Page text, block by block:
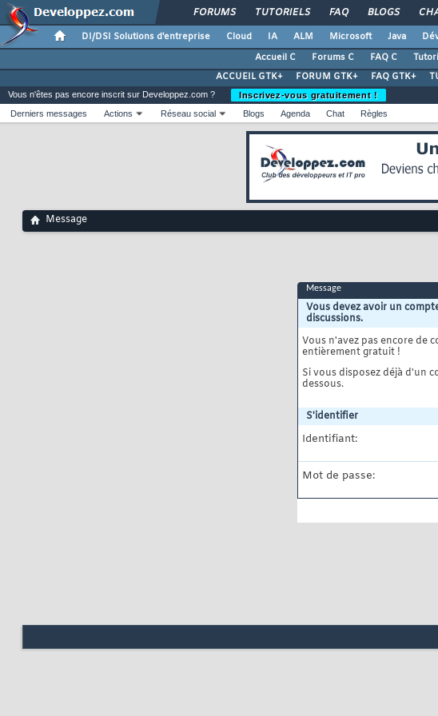
FORUMS TUTORIELS FAQ BLOGS
DI/DSI Solutions d'entreprise Cloud IA ALM Microsoft Java
Accueil C
Forums C FAQ C
ACCUEIL GTK+
FORUM GTK+ FAQ GTK+
Vous n'êtes pas encore inscrit sur Developpez.com ?
Inscrivez-vous gratuitement !
Derniers messages
Actions Réseau social Blogs Agenda Chat Règles
Message
Message
Vous devez avoir un
discussions.
Vous n'avez pas encore de
entièrement gratuit !
Si vous disposez déjà d'un
dessous.
S'identifier
Identifiant:
Mot de passe: